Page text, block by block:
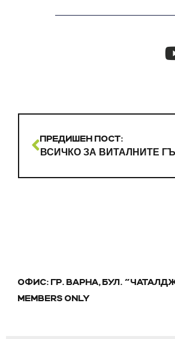
ПРЕДИШЕН ПОСТ:
ВСИЧКО ЗА ВИТАЛНИТЕ
ОФИС: ГР. ВАРНА, БУЛ.
MEMBERS ONLY